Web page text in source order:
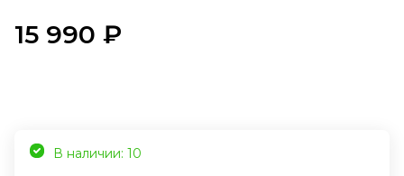
15 990 ₽
В наличии: 10